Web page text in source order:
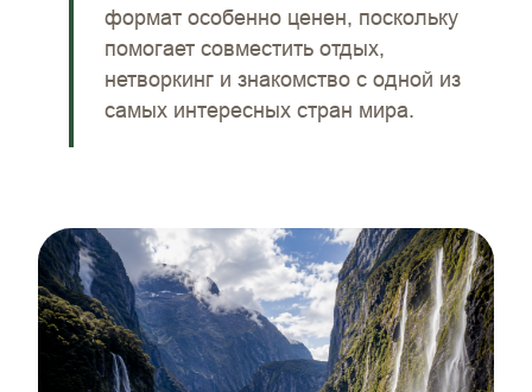
формат особенно ценен, поскольку
помогает совместить отдых,
нетворкинг и знакомство с одной из
самых интересных стран мира.